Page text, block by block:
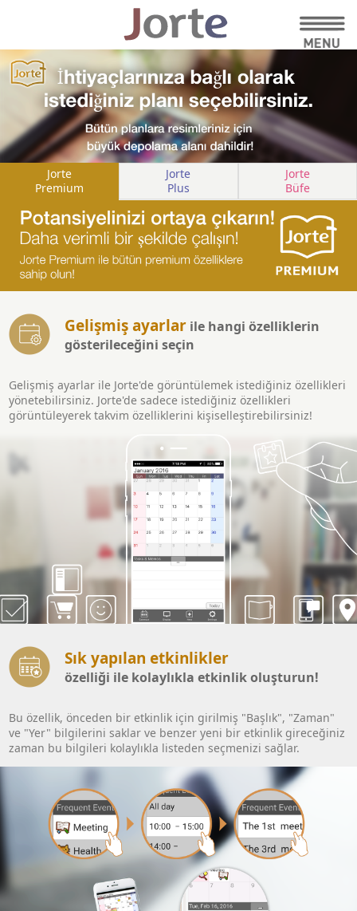
Jorte
Premium
Jorte
Plus
Jorte
Büfe
Gelişmiş ayarlar ile hangi özelliklerin
gösterileceğini seçin
Gelişmiş ayarlar ile Jorte'de görüntülemek istediğiniz özellikleri
yönetebilirsiniz. Jorte'de sadece istediğiniz özellikleri
görüntüleyerek takvim özelliklerini kişiselleştirebilirsiniz!
Sık yapılan etkinlikler
özelliği ile kolaylıkla etkinlik oluşturun!
Bu özellik, önceden bir etkinlik için girilmiş "Başlık", "Zaman"
ve "Yer" bilgilerini saklar ve benzer yeni bir etkinlik gireceğiniz
zaman bu bilgileri kolaylıkla listeden seçmenizi sağlar.